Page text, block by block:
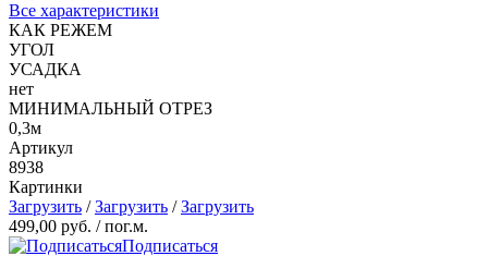
Все характеристики
КАК РЕЖЕМ
УГОЛ
УСАДКА
нет
МИНИМАЛЬНЫЙ ОТРЕЗ
0,3м
Артикул
8938
Картинки
Загрузить /Загрузить /Загрузить
499,00 руб. / пог.м.
Подписаться